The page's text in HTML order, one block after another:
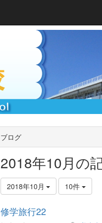
ブログ
2018年10月の
2018年10月 10件
修学旅行22